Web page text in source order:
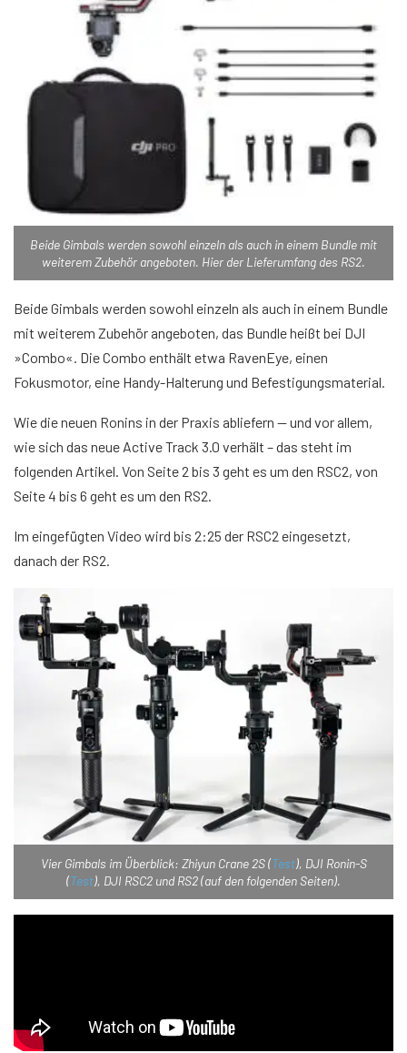
Beide Gimbals werden sowohl einzeln als auch in einem Bundle mit
weiterem Zubehör angeboten. Hier der Lieferumfang des RS2.
Beide Gimbals werden sowohl einzeln als auch in einem Bundle
mit weiterem Zubehör angeboten, das Bundle heißt bei DJI
»Combo«. Die Combo enthält etwa RavenEye, einen
Fokusmotor, eine Handy-Halterung und Befestigungsmaterial.
Wie die neuen Ronins in der Praxis abliefern — und vor allem,
wie sich das neue Active Track 3.0 verhält – das steht im
folgenden Artikel. Von Seite 2 bis 3 geht es um den RSC2, von
Seite 4 bis 6 geht es um den RS2.
Im eingefügten Video wird bis 2:25 der RSC2 eingesetzt,
danach der RS2.
Vier Gimbals im Überblick: Zhiyun Crane 2S (Test), DJI Ronin-S
(Test), DJI RSC2 und RS2 (auf den folgenden Seiten).